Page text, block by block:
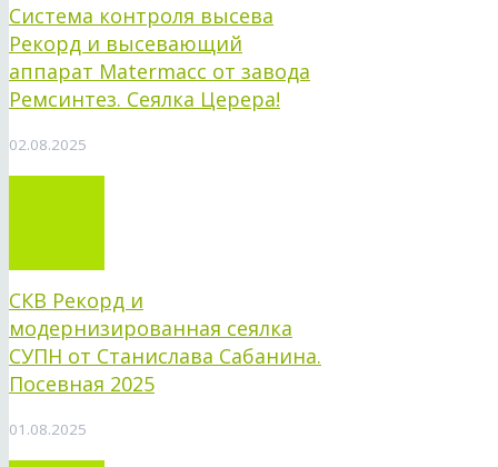
Система контроля высева
Рекорд и высевающий
аппарат Matermacc от завода
Ремсинтез. Сеялка Церера!
02.08.2025
СКВ Рекорд и
модернизированная сеялка
СУПН от Станислава Сабанина.
Посевная 2025
01.08.2025